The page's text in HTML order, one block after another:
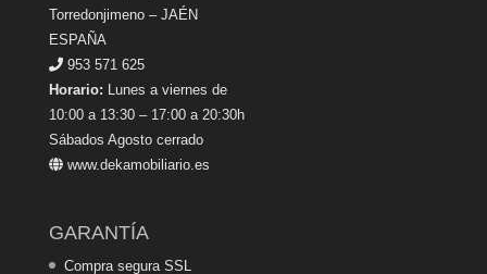
Torredonjimeno – JAÉN
ESPAÑA
953 571 625
Horario: Lunes a viernes de
10:00 a 13:30 – 17:00 a 20:30h
Sábados Agosto cerrado
www.dekamobiliario.es
GARANTÍA
Compra segura SSL